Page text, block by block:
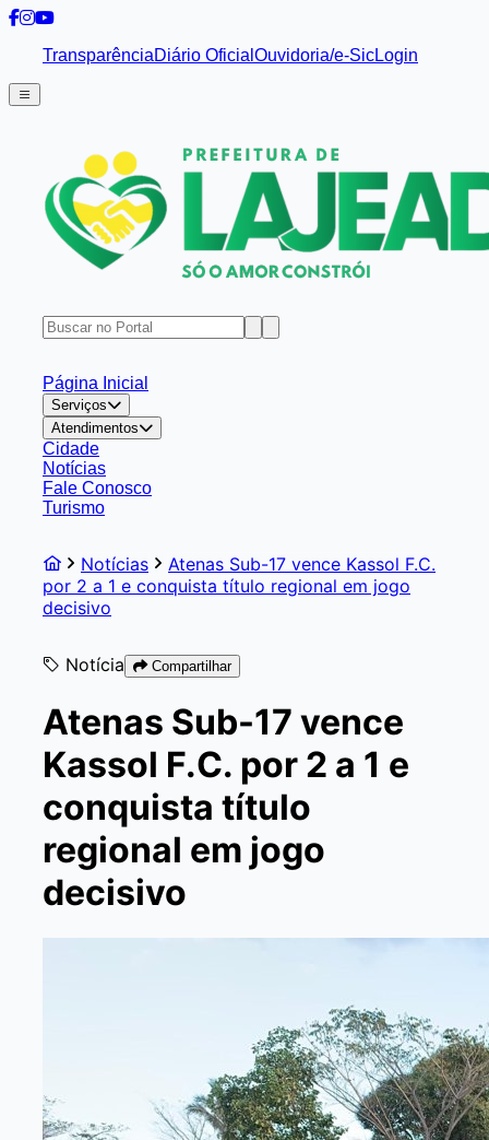
TransparênciaDiário Oficial Ouvidoria/e-SicLogin
Página Inicial
Serviços
Atendimentos
Cidade
Notícias
Fale Conosco
Turismo
Notícias
Atenas Sub-17 vence Kassol F.C.
por 2 a 1 e conquista título regional em jogo
decisivo
Notícia Compartilhar
Atenas Sub-17 vence
Kassol F.C. por 2 a 1 e
conquista título
regional em jogo
decisivo